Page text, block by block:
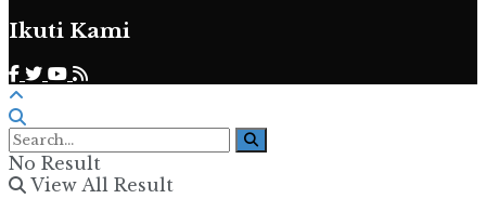
Ikuti Kami
No Result
View All Result